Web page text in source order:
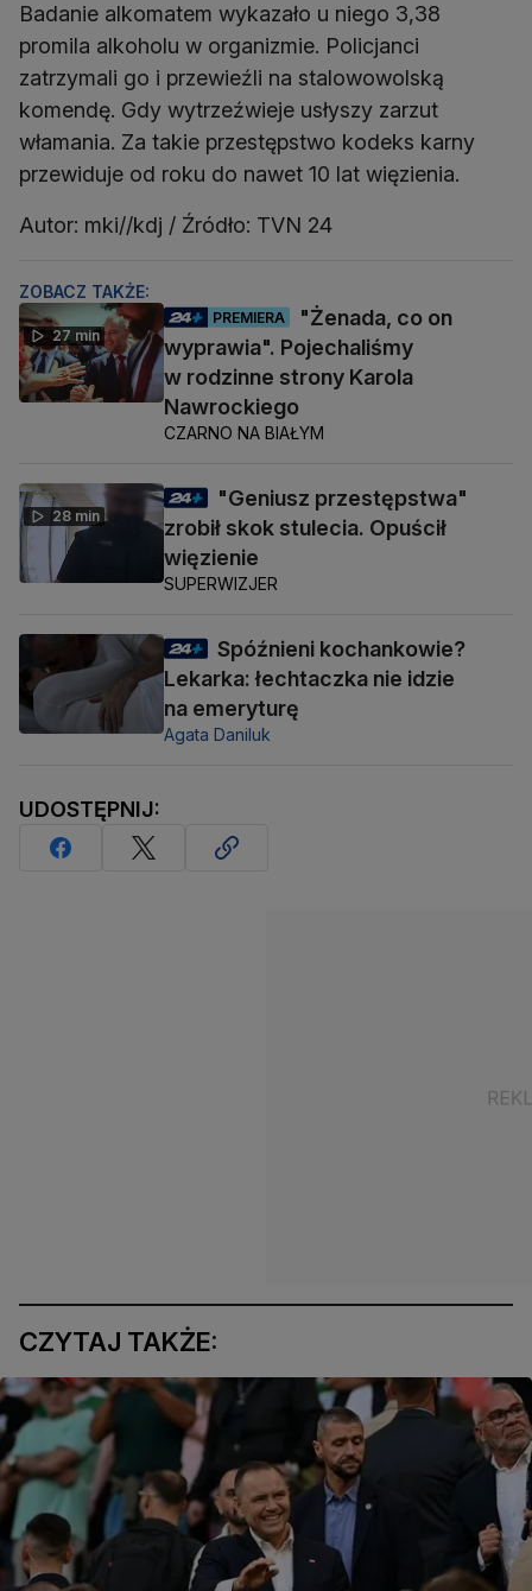
Badanie alkomatem wykazało u niego 3,38
promila alkoholu w organizmie. Policjanci
zatrzymali go i przewieźli na stalowowolską
komendę. Gdy wytrzeźwieje usłyszy zarzut
włamania. Za takie przestępstwo kodeks karny
przewiduje od roku do nawet 10 lat więzienia.
Autor: mki//kdj / Źródło: TVN 24
ZOBACZ TAKŻE:
27 min
PREMIERA
"Żenada, co on
wyprawia". Pojechaliśmy
w rodzinne strony Karola
Nawrockiego
CZARNO NA BIAŁYM
28 min
"Geniusz przestępstwa"
zrobił skok stulecia. Opuścił
więzienie
SUPERWIZJER
Spóźnieni kochankowie?
Lekarka: łechtaczka nie idzie
na emeryturę
Agata Daniluk
UDOSTĘPNIJ:
CZYTAJ TAKŻE: